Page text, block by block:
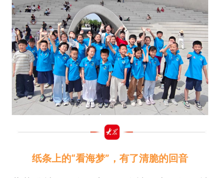
纸条上的“看海梦”，有了清脆的回音